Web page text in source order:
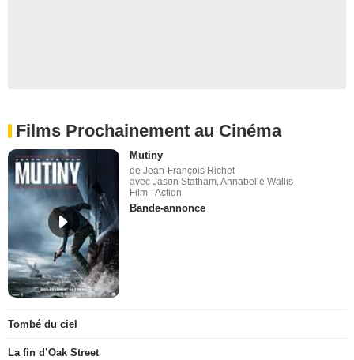
Films Prochainement au Cinéma
Mutiny
de Jean-François Richet
avec Jason Statham, Annabelle Wallis
Film - Action
Bande-annonce
Tombé du ciel
La fin d’Oak Street